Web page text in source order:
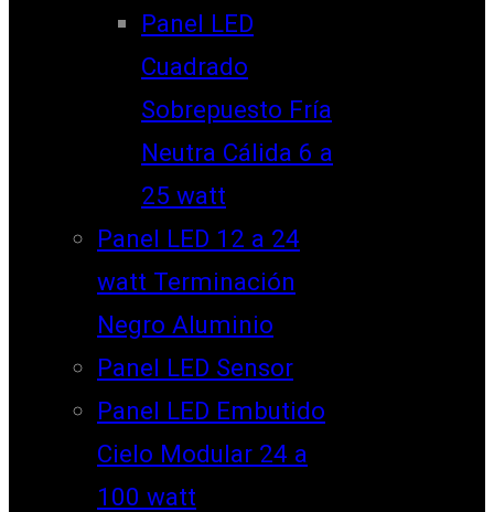
Panel LED
Cuadrado
Sobrepuesto Fría
Neutra Cálida 6 a
25 watt
Panel LED 12 a 24
watt Terminación
Negro Aluminio
Panel LED Sensor
Panel LED Embutido
Cielo Modular 24 a
100 watt